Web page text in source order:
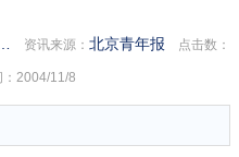
资讯来源：北京青年报 点击数：
2004/11/8